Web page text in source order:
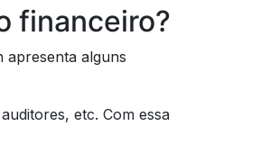
financeiro?
apresenta alguns
etc. Com essa